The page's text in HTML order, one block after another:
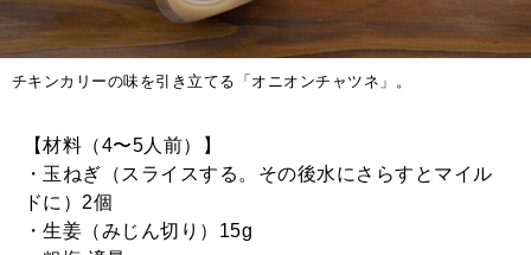
チキンカリーの味を引き立てる「オニオンチャツネ」。
【材料（4〜5人前）】
・玉ねぎ（スライスする。その後水にさらすとマイル
ドに）2個
・生姜（みじん切り）15g